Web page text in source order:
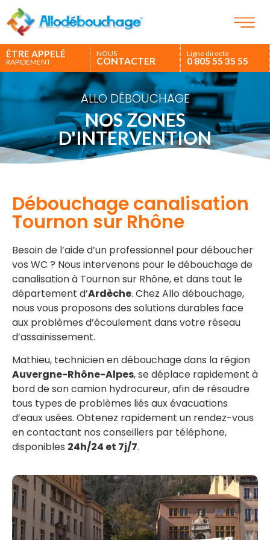
ÊTRE APPELÉ
RAPIDEMENT
NOUS
CONTACTER
Ligne directe
0 805 55 35 55
ALLO DÉBOUCHAGE
NOS ZONES
D'INTERVENTION
Débouchage canalisation
Tournon sur Rhône
Besoin de l’aide d’un professionnel pour déboucher
vos WC ? Nous intervenons pour le débouchage de
canalisation à Tournon sur Rhône, et dans tout le
département d’Ardèche. Chez Allo débouchage,
nous vous proposons des solutions durables face
aux problèmes d’écoulement dans votre réseau
d’assainissement.
Mathieu, technicien en débouchage dans la région
Auvergne-Rhône-Alpes, se déplace rapidement à
bord de son camion hydrocureur, afin de résoudre
tous types de problèmes liés aux évacuations
d’eaux usées. Obtenez rapidement un rendez-vous
en contactant nos conseillers par téléphone,
disponibles 24h/24 et 7j/7.